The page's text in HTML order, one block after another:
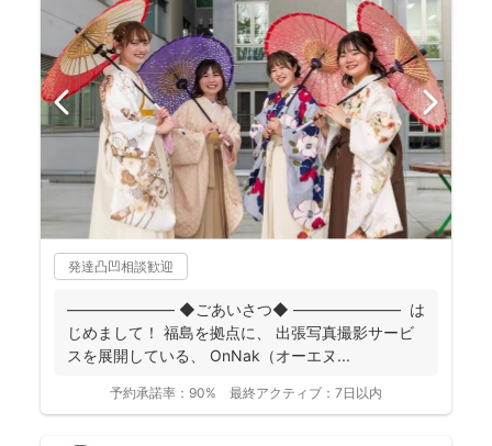
発達凸凹相談歓迎
――――――― ◆ごあいさつ◆ ――――――― は
じめまして！ 福島を拠点に、 出張写真撮影サービ
スを展開している、 OnNak（オーエヌ...
予約承諾率： 90% 最終アクティブ： 7日以内